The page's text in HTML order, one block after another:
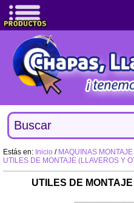
Estás en: Inicio / MAQUINAS MONTAJE
UTILES DE MONTAJE (LLAVEROS Y
UTILES DE